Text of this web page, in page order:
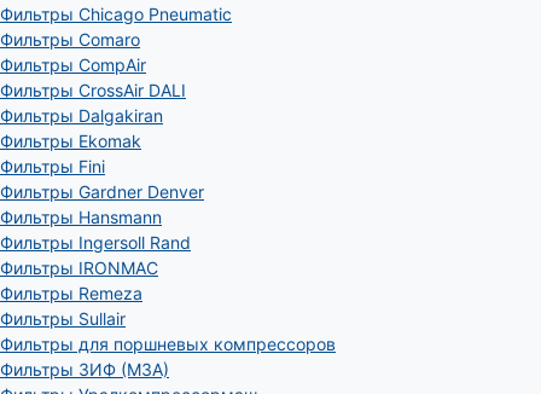
Фильтры Chicago Pneumatic
Фильтры Comaro
Фильтры CompAir
Фильтры CrossAir DALI
Фильтры Dalgakiran
Фильтры Ekomak
Фильтры Fini
Фильтры Gardner Denver
Фильтры Hansmann
Фильтры Ingersoll Rand
Фильтры IRONMAC
Фильтры Remeza
Фильтры Sullair
Фильтры для поршневых компрессоров
Фильтры ЗИФ (МЗА)